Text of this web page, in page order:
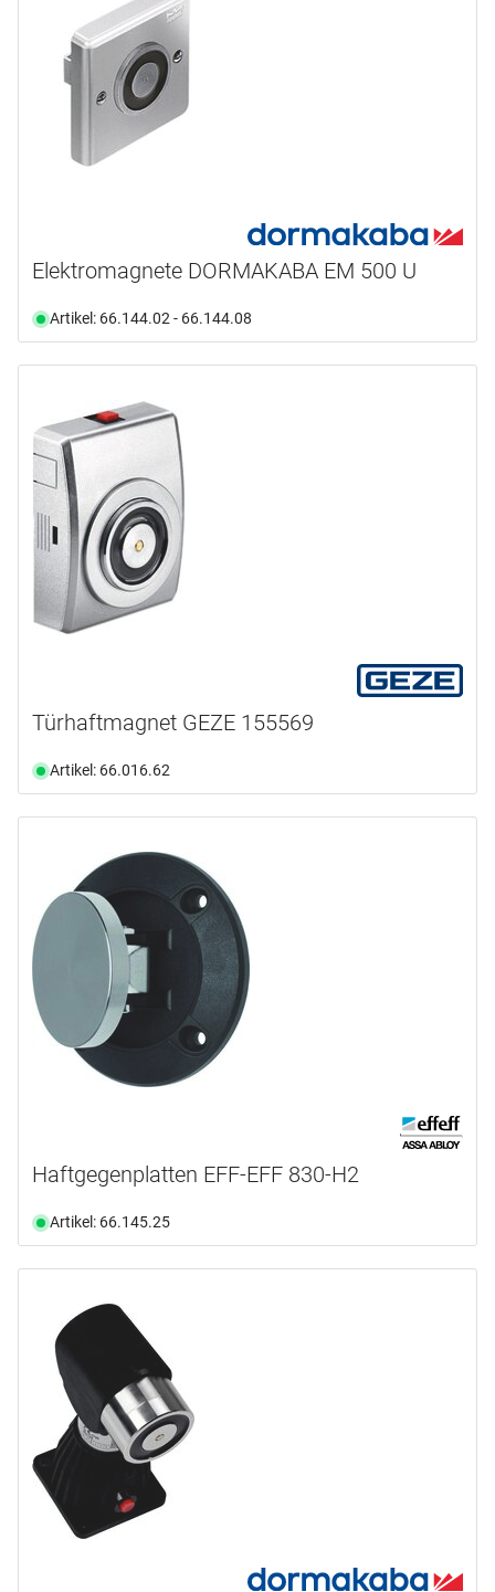
Elektromagnete DORMAKABA EM 500 U
Artikel: 66.144.02 - 66.144.08
Türhaftmagnet GEZE 155569
Artikel: 66.016.62
Haftgegenplatten EFF-EFF 830-H2
Artikel: 66.145.25